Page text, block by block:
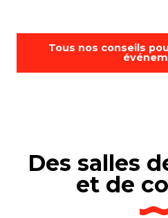
Tous nos conseils
Des salles
et de